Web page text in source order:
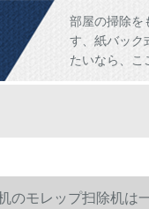
部屋の掃除を
す、紙バック
たいなら、こ
モレップ扫除机は